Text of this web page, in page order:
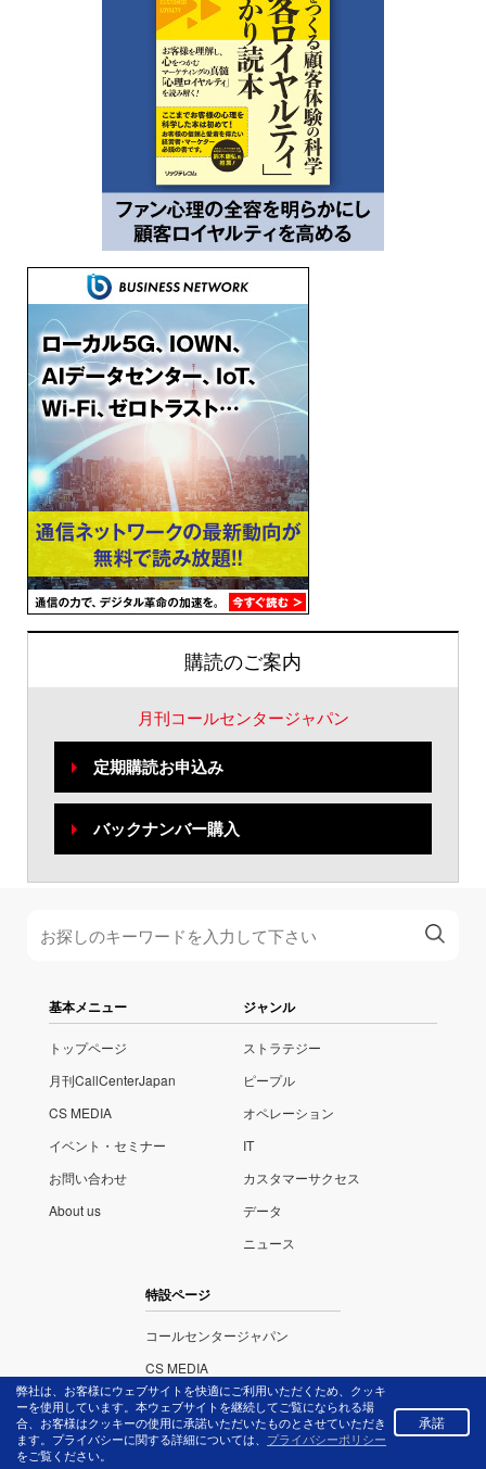
購読のご案内
月刊コールセンタージャパン
定期購読お申込み
バックナンバー購入
基本メニュー
トップページ
月刊CallCenterJapan
CS MEDIA
イベント・セミナー
お問い合わせ
About us
ジャンル
ストラテジー
ピープル
オペレーション
IT
カスタマーサクセス
データ
ニュース
特設ページ
コールセンタージャパン
CS MEDIA
ITさがし
イベント・セミナー
弊社は、お客様にウェブサイトを快適にご利用いただくため、クッキ
ーを使用しています。本ウェブサイトを継続してご覧になられる場
合、お客様はクッキーの使用に承諾いただいたものとさせていただき
ます。プライバシーに関する詳細については、 プライバシーポリシー
をご覧ください。
承諾